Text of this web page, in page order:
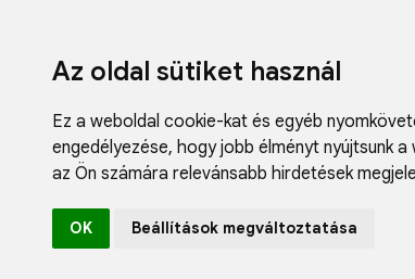
Az oldal sütiket használ
Ez a weboldal cookie-kat és egyéb
engedélyezése, hogy jobb élményt nyújtsunk a
az Ön számára relevánsabb hirdetések
OK Beállítások megváltoztatása
Fodrászcikk